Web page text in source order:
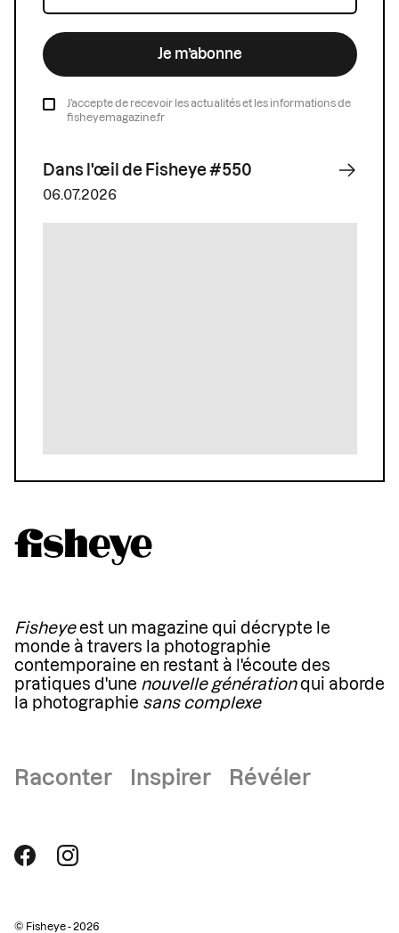
Je m’abonne
J’accepte de recevoir les actualités et les informations de
fisheyemagazine.fr
Dans l'œil de Fisheye #550
06.07.2026
Fisheyeest un magazine qui décrypte le
monde à travers la photographie
contemporaine en restant à l'écoute des
pratiques d'une nouvelle générationqui aborde
la photographie sans complexe
Raconter Inspirer Révéler
© Fisheye - 2026